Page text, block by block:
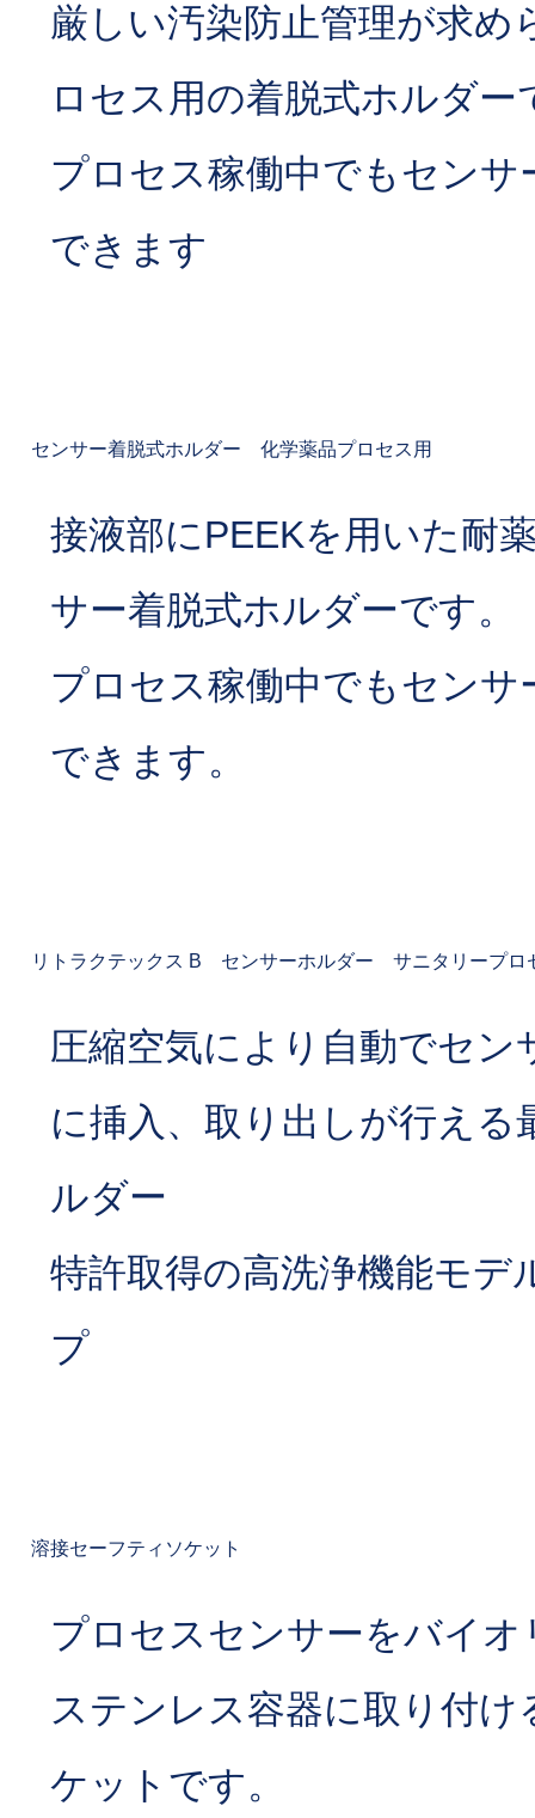
厳しい汚染防止管理が求め
ロセス用の着脱式ホルダー
プロセス稼働中でもセンサ
できます
センサー着脱式ホルダー 化学薬品プロセス用
接液部にPEEKを用いた耐
サー着脱式ホルダーです。
プロセス稼働中でもセンサ
できます。
リトラクテックス B センサーホルダー サニタリープロ
圧縮空気により自動でセン
に挿入、取り出しが行える
ルダー
特許取得の高洗浄機能モデ
プ
溶接セーフティソケット
プロセスセンサーをバイ
ステンレス容器に取り付け
ケットです。